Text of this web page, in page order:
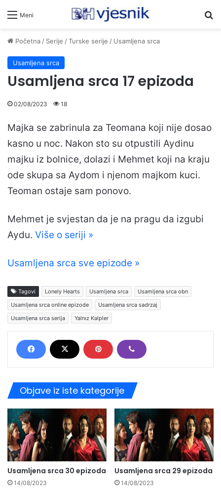
Meni
Početna/ Serije /Turske serije / Usamljena srca
Usamljena srca
Usamljena srca 17 epizoda
02/08/2023 18
Majka se zabrinula za Teomana koji nije dosao
kasno u noc. Nakon sto su otpustili Aydinu
majku iz bolnice, dolazi i Mehmet koji na kraju
ode skupa sa Aydom i njenom majkom kuci.
Teoman ostaje sam ponovo.
Mehmet je svjestan da je na pragu da izgubi
Aydu. Više o seriji »
Usamljena srca sve epizode »
Tagovi Lonely Hearts Usamljena srca
Usamljena srca obn
Usamljena srca online epizode
Usamljena srca sadrzaj
Usamljena srca serija
Yalnız Kalpler
Objave iz iste kategorije
Usamljena srca 30 epizoda
14/08/2023
Usamljena srca 29 epizoda
14/08/2023